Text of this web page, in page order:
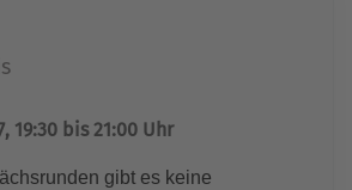
19:30 bis 21:00 Uhr
gibt es keine